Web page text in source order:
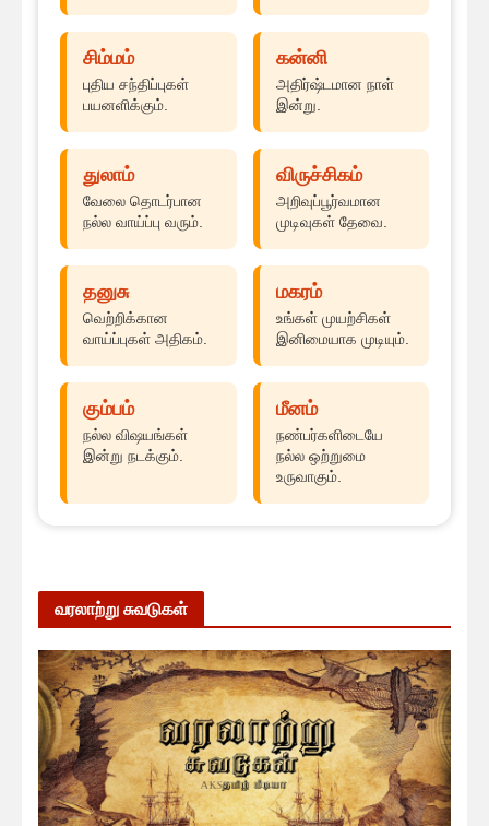
சிம்மம்
புதிய சந்திப்புகள்
பயனளிக்கும்.
கன்னி
அதிர்ஷ்டமான நாள்
இன்று.
துலாம்
வேலை தொடர்பான
நல்ல வாய்ப்பு வரும்.
விருச்சிகம்
அறிவுப்பூர்வமான
முடிவுகள் தேவை.
தனுசு
வெற்றிக்கான
வாய்ப்புகள் அதிகம்.
மகரம்
உங்கள் முயற்சிகள்
இனிமையாக முடியும்.
கும்பம்
நல்ல விஷயங்கள்
இன்று நடக்கும்.
மீனம்
நண்பர்களிடையே
நல்ல ஒற்றுமை
உருவாகும்.
வரலாற்று சுவடுகள்